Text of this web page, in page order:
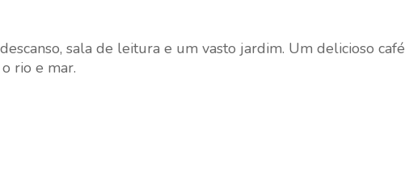
sala de leitura e um vasto jardim. Um delicioso café
rio e mar.